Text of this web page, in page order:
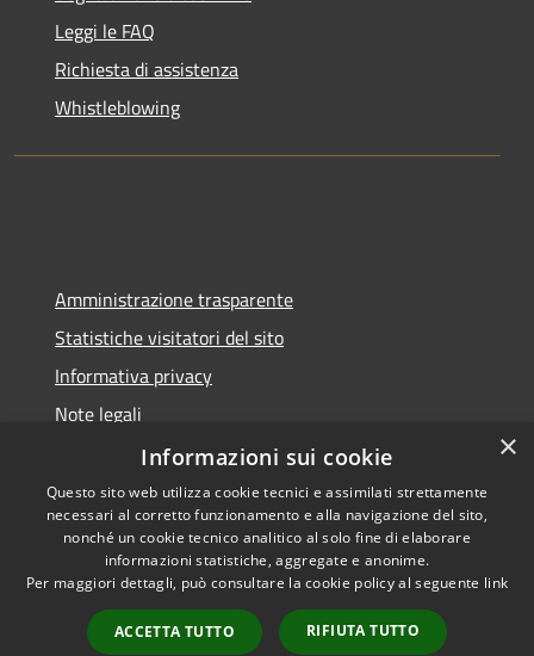
Leggi le FAQ
Richiesta di assistenza
Whistleblowing
Amministrazione trasparente
Statistiche visitatori del sito
Informativa privacy
Note legali
Dichiarazione di accessibilità
RSS
Accessibilità
Copyright © 2026 • Comune di
Municipium•
Accesso
×
Informazioni sui cookie
Questo sito web utilizza cookie tecnici e assimilati strettamente
necessari al corretto funzionamento e alla navigazione del sito,
nonché un cookie tecnico analitico al solo fine di elaborare
informazioni statistiche, aggregate e anonime.
Per maggiori dettagli, può consultare la cookie policy al seguente link
ACCETTA TUTTO RIFIUTA TUTTO